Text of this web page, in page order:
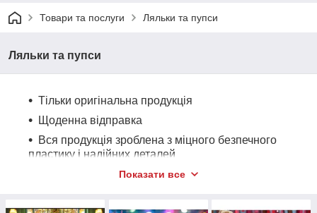
Товари та послуги Ляльки та пупси
Ляльки та пупси
Тільки оригінальна продукція
Щоденна відправка
Вся продукція зроблена з міцного безпечного
пластику і надійних деталей
Вітаємо вас у нашому захоплюючому розділі "Ляльки та
Показати все